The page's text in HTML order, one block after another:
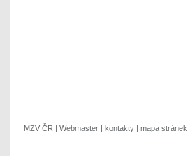
MZV ČR Webmaster kontakty mapa stránek